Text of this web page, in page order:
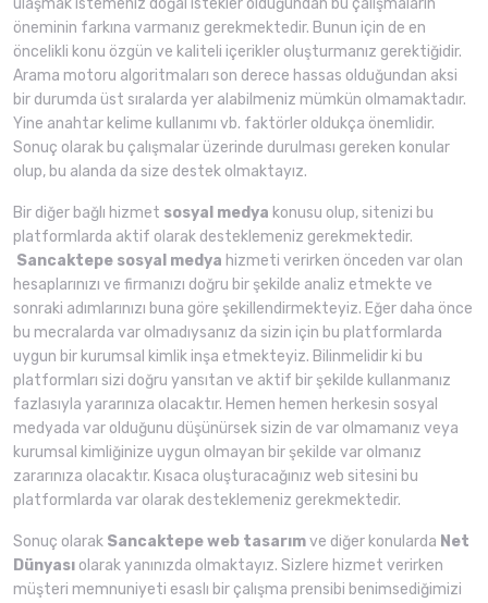
ulaşmak istemeniz doğal istekler olduğundan bu çalışmaların
öneminin farkına varmanız gerekmektedir. Bunun için de en
öncelikli konu özgün ve kaliteli içerikler oluşturmanız gerektiğidir.
Arama motoru algoritmaları son derece hassas olduğundan aksi
bir durumda üst sıralarda yer alabilmeniz mümkün olmamaktadır.
Yine anahtar kelime kullanımı vb. faktörler oldukça önemlidir.
Sonuç olarak bu çalışmalar üzerinde durulması gereken konular
olup, bu alanda da size destek olmaktayız.
Bir diğer bağlı hizmet sosyal medya konusu olup, sitenizi bu
platformlarda aktif olarak desteklemeniz gerekmektedir.
Sancaktepe sosyal medya hizmeti verirken önceden var olan
hesaplarınızı ve firmanızı doğru bir şekilde analiz etmekte ve
sonraki adımlarınızı buna göre şekillendirmekteyiz. Eğer daha önce
bu mecralarda var olmadıysanız da sizin için bu platformlarda
uygun bir kurumsal kimlik inşa etmekteyiz. Bilinmelidir ki bu
platformları sizi doğru yansıtan ve aktif bir şekilde kullanmanız
fazlasıyla yararınıza olacaktır. Hemen hemen herkesin sosyal
medyada var olduğunu düşünürsek sizin de var olmamanız veya
kurumsal kimliğinize uygun olmayan bir şekilde var olmanız
zararınıza olacaktır. Kısaca oluşturacağınız web sitesini bu
platformlarda var olarak desteklemeniz gerekmektedir.
Sonuç olarak Sancaktepe web tasarımve diğer konularda Net
Dünyası olarak yanınızda olmaktayız. Sizlere hizmet verirken
müşteri memnuniyeti esaslı bir çalışma prensibi benimsediğimizi